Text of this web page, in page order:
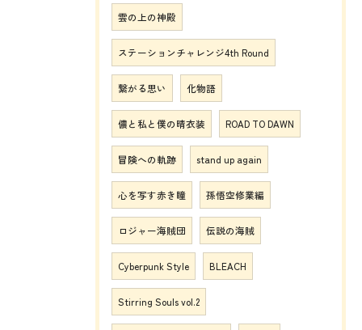
雲の上の神殿
ステーションチャレンジ4th Round
繋がる思い 化物語
儂と私と僕の晴衣装 ROAD TO DAWN
冒険への軌跡 stand up again
心を写す赤き瞳 孫悟空修業編
ロジャー海賊団 伝説の海賊
Cyberpunk Style BLEACH
Stirring Souls vol.2